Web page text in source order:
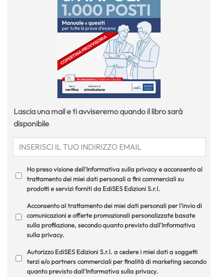
Lascia una mail e ti avviseremo quando il libro sarà
disponibile
Ho preso visione dell'Informativa sulla privacy e acconsento al
trattamento dei miei dati personali a fini commerciali su
prodotti e servizi forniti da EdiSES Edizioni S.r.l.
Acconsento al trattamento dei miei dati personali per l'invio di
comunicazioni e offerte promozionali personalizzate basate
sulla profilazione, secondo quanto previsto dall'Informativa
sulla privacy.
Autorizzo EdiSES Edizioni S.r.l. a cedere i miei dati a soggetti
terzi e/o partners commerciali per finalità di marketing secondo
quanto previsto dall'Informativa sulla privacy.